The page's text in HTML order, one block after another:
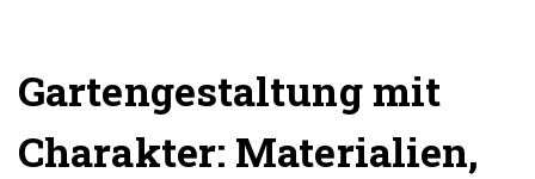
Gartengestaltung mit
Charakter: Materialien,